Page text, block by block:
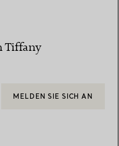
Tiffany
MELDEN SIE SICH AN